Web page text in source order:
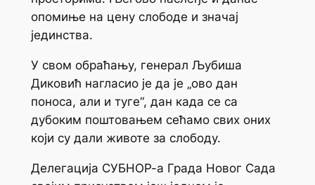
опомиње на цену слободе и значај
јединства.
У свом обраћању, генерал Љубиша
Диковић нагласио је да је „ово дан
поноса, али и туге“, дан када се са
дубоким поштовањем сећамо свих оних
који су дали животе за слободу.
Делегација СУБНОР-а Града Новог Сада